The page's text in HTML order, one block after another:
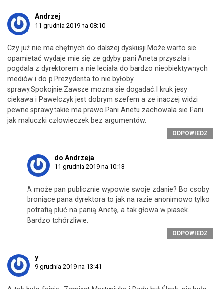
Andrzej
11 grudnia 2019 na 08:10
Czy już nie ma chętnych do dalszej dyskusji.Może warto sie
opamietać wydaje mie się ze gdyby pani Aneta przyszła i
pogdała z dyrektorem a nie leciała do bardzo nieobiektywnych
mediów i do p.Prezydenta to nie byłoby
sprawy.Spokojnie.Zawsze mozna sie dogadać.I kruk jesy
ciekawa i Pawełczyk jest dobrym szefem a ze inaczej widzi
pewne sprawy.takie ma prawo.Pani Anetu zachowala sie Pani
jak maluczki człowieczek bez argumentów.
ODPOWIEDZ
do Andrzeja
11 grudnia 2019 na 10:13
A może pan publicznie wypowie swoje zdanie? Bo osoby
broniące pana dyrektora to jak na razie anonimowo tylko
potrafią pluć na panią Anetę, a tak głowa w piasek.
Bardzo tchórzliwie.
ODPOWIEDZ
y
9 grudnia 2019 na 13:41